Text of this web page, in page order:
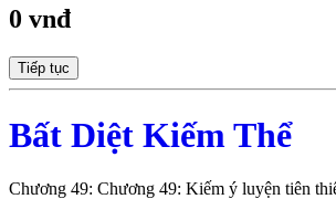
0 vnđ
Tiếp tục
Bất Diệt Kiếm Thể
Chương 49: Chương 49: Kiếm ý luyện tiên